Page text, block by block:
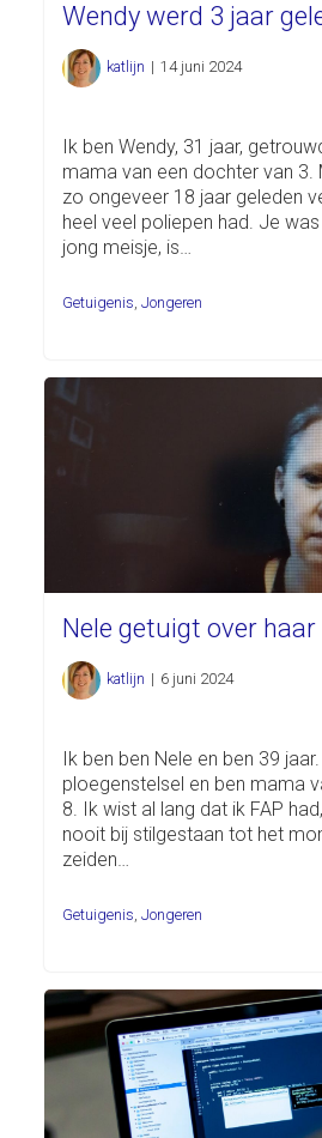
Wendy werd 3 jaar
katlijn | 14 juni 2024
Ik ben Wendy, 31 jaar,
mama van een dochter van 3.
zo ongeveer 18 jaar geleden
heel veel poliepen had. Je
jong meisje, is…
Getuigenis,Jongeren
Nele getuigt over
katlijn | 6 juni 2024
Ik ben ben Nele en ben 39
ploegenstelsel en ben mama
8. Ik wist al lang dat ik FAP
nooit bij stilgestaan tot het
zeiden…
Getuigenis,Jongeren